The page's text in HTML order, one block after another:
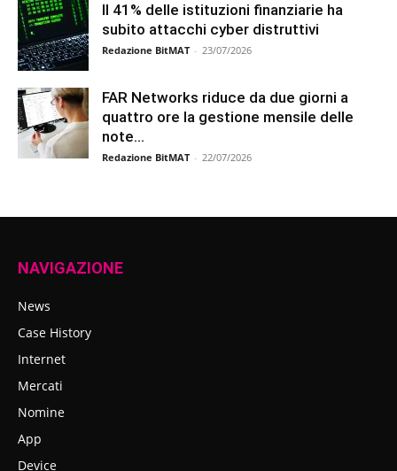
Il 41% delle istituzioni finanziarie ha
subito attacchi cyber distruttivi
Redazione BitMAT - 23/07/2026
FAR Networks riduce da due giorni a
quattro ore la gestione mensile delle
note...
Redazione BitMAT - 22/07/2026
NAVIGAZIONE
News
Case History
Internet
Mercati
Nomine
App
Device